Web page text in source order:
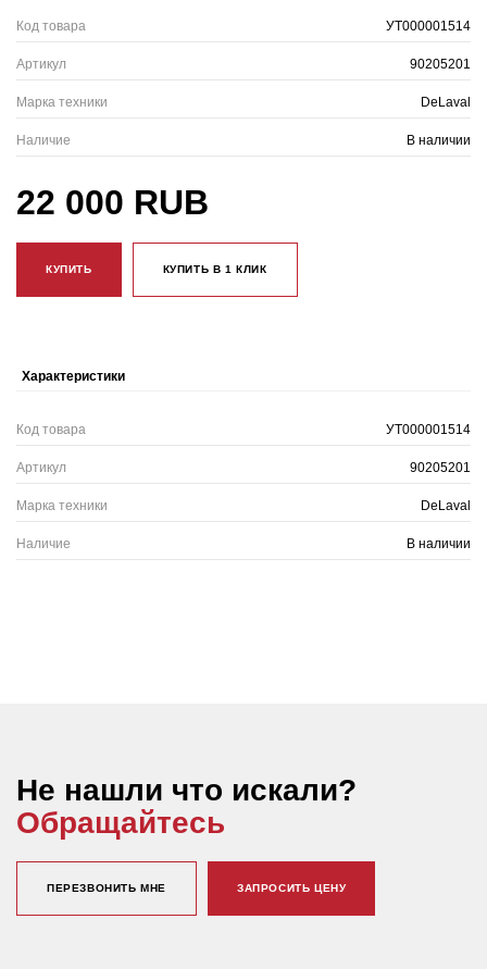
Код товара УТ000001514
Артикул 90205201
Марка техники DeLaval
Наличие В наличии
22 000 RUB
КУПИТЬ КУПИТЬ В 1 КЛИК
Характеристики
Код товара УТ000001514
Артикул 90205201
Марка техники DeLaval
Наличие В наличии
Не нашли что искали?
Обращайтесь
ПЕРЕЗВОНИТЬ МНЕ ЗАПРОСИТЬ ЦЕНУ